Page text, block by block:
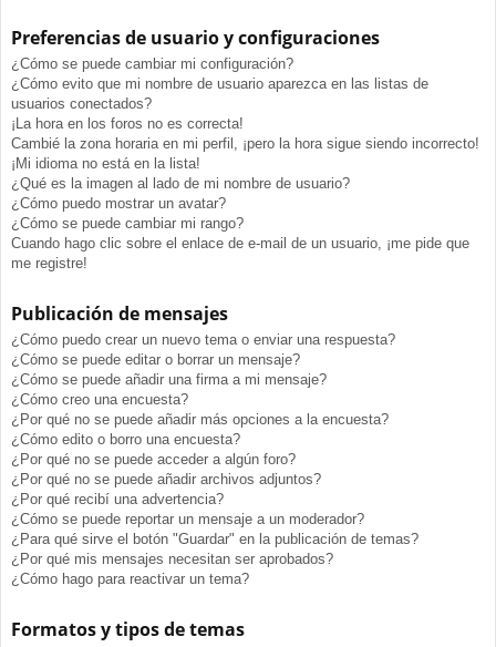
Preferencias de usuario y configuraciones
¿Cómo se puede cambiar mi configuración?
¿Cómo evito que mi nombre de usuario aparezca en las listas de
usuarios conectados?
¡La hora en los foros no es correcta!
Cambié la zona horaria en mi perfil, ¡pero la hora sigue siendo incorrecto!
¡Mi idioma no está en la lista!
¿Qué es la imagen al lado de mi nombre de usuario?
¿Cómo puedo mostrar un avatar?
¿Cómo se puede cambiar mi rango?
Cuando hago clic sobre el enlace de e-mail de un usuario, ¡me pide que
me registre!
Publicación de mensajes
¿Cómo puedo crear un nuevo tema o enviar una respuesta?
¿Cómo se puede editar o borrar un mensaje?
¿Cómo se puede añadir una firma a mi mensaje?
¿Cómo creo una encuesta?
¿Por qué no se puede añadir más opciones a la encuesta?
¿Cómo edito o borro una encuesta?
¿Por qué no se puede acceder a algún foro?
¿Por qué no se puede añadir archivos adjuntos?
¿Por qué recibí una advertencia?
¿Cómo se puede reportar un mensaje a un moderador?
¿Para qué sirve el botón "Guardar" en la publicación de temas?
¿Por qué mis mensajes necesitan ser aprobados?
¿Cómo hago para reactivar un tema?
Formatos y tipos de temas